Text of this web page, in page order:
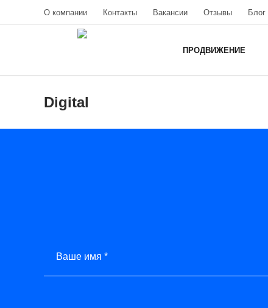
О компании Контакты Вакансии Отзывы Блог
ПРОДВИЖЕНИЕ
Digital
Ваше имя *